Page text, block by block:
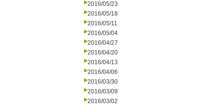
2016/05/23
2016/05/18
2016/05/11
2016/05/04
2016/04/27
2016/04/20
2016/04/13
2016/04/06
2016/03/30
2016/03/09
2016/03/02